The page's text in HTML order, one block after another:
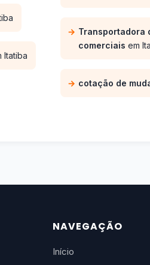
Itatiba
Transportadora
comerciais em
cotação de
NAVEGAÇÃO
Início